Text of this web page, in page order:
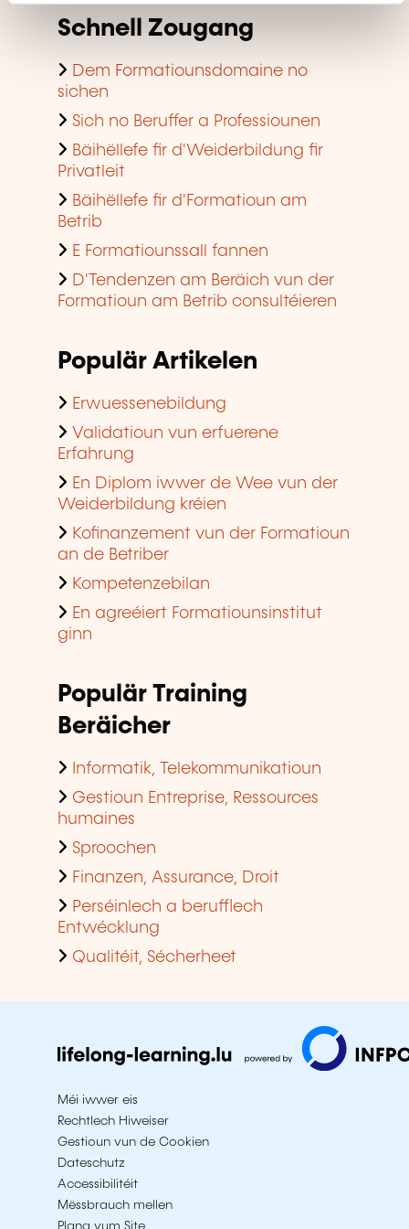
Schnell Zougang
Dem Formatiounsdomaine no
sichen
Sich no Beruffer a Professiounen
Bäihëllefe fir d'Weiderbildung fir
Privatleit
Bäihëllefe fir d'Formatioun am
Betrib
E Formatiounssall fannen
D'Tendenzen am Beräich vun der
Formatioun am Betrib consultéieren
Populär Artikelen
Erwuessenebildung
Validatioun vun erfuerene
Erfahrung
En Diplom iwwer de Wee vun der
Weiderbildung kréien
Kofinanzement vun der Formatioun
an de Betriber
Kompetenzebilan
En agreéiert Formatiounsinstitut
ginn
Populär Training
Beräicher
Informatik, Telekommunikatioun
Gestioun Entreprise, Ressources
humaines
Sproochen
Finanzen, Assurance, Droit
Perséinlech a berufflech
Entwécklung
Qualitéit, Sécherheet
Méi iwwer eis
Rechtlech Hiweiser
Gestioun vun de Cookien
Dateschutz
Accessibilitéit
Mëssbrauch mellen
Plang vum Site